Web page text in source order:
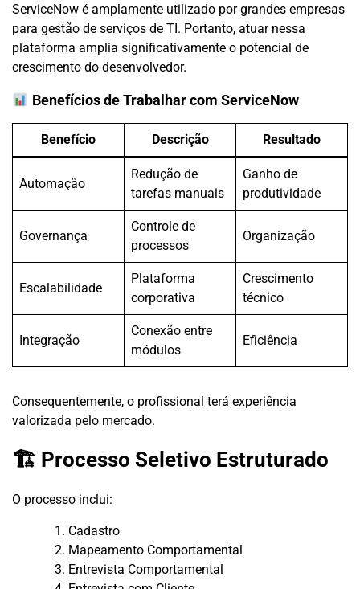
ServiceNow é amplamente utilizado por grandes empresas
para gestão de serviços de TI. Portanto, atuar nessa
plataforma amplia significativamente o potencial de
crescimento do desenvolvedor.
Benefícios de Trabalhar com ServiceNow
Benefício Descrição Resultado
Automação
Redução de
tarefas manuais
Ganho de
produtividade
Governança
Controle de
processos
Organização
Escalabilidade
Plataforma
corporativa
Crescimento
técnico
Integração
Conexão entre
módulos
Eficiência
Consequentemente, o profissional terá experiência
valorizada pelo mercado.
🏗 Processo Seletivo Estruturado
O processo inclui:
Cadastro
Mapeamento Comportamental
Entrevista Comportamental